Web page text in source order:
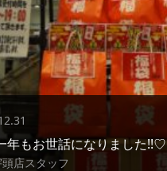
年もお世話になりました!!♡
店スタッフ